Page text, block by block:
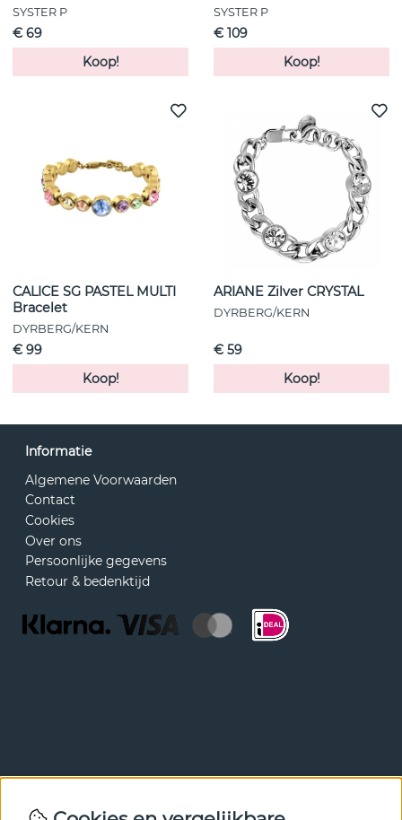
SYSTER P
€ 69
Koop!
SYSTER P
€ 109
Koop!
CALICE SG PASTEL MULTI
Bracelet
DYRBERG/KERN
€ 99
Koop!
ARIANE Zilver CRYSTAL
DYRBERG/KERN
€ 59
Koop!
Informatie
Algemene Voorwaarden
Contact
Cookies
Over ons
Persoonlijke gegevens
Retour & bedenktijd